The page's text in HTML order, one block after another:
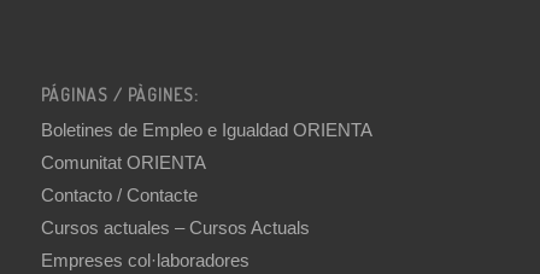
PÁGINAS / PÀGINES:
Boletines de Empleo e Igualdad ORIENTA
Comunitat ORIENTA
Contacto / Contacte
Cursos actuales – Cursos Actuals
Empreses col·laboradores